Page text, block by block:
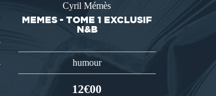
Cyril Mémès
MEMES - TOME 1 EXCLUSIF
N&B
humour
12€00